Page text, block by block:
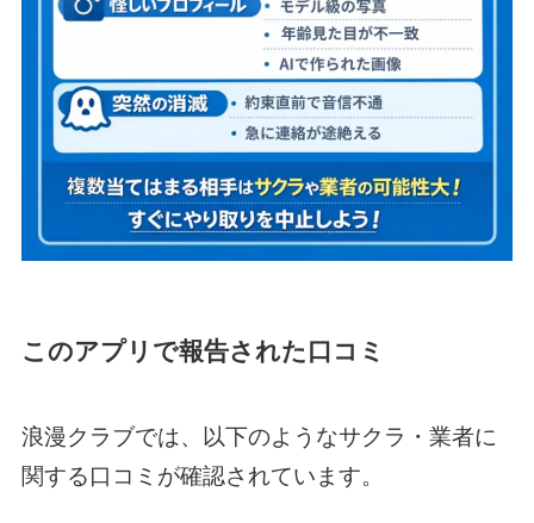
このアプリで報告された口コミ
浪漫クラブでは、以下のようなサクラ・業者に
関する口コミが確認されています。